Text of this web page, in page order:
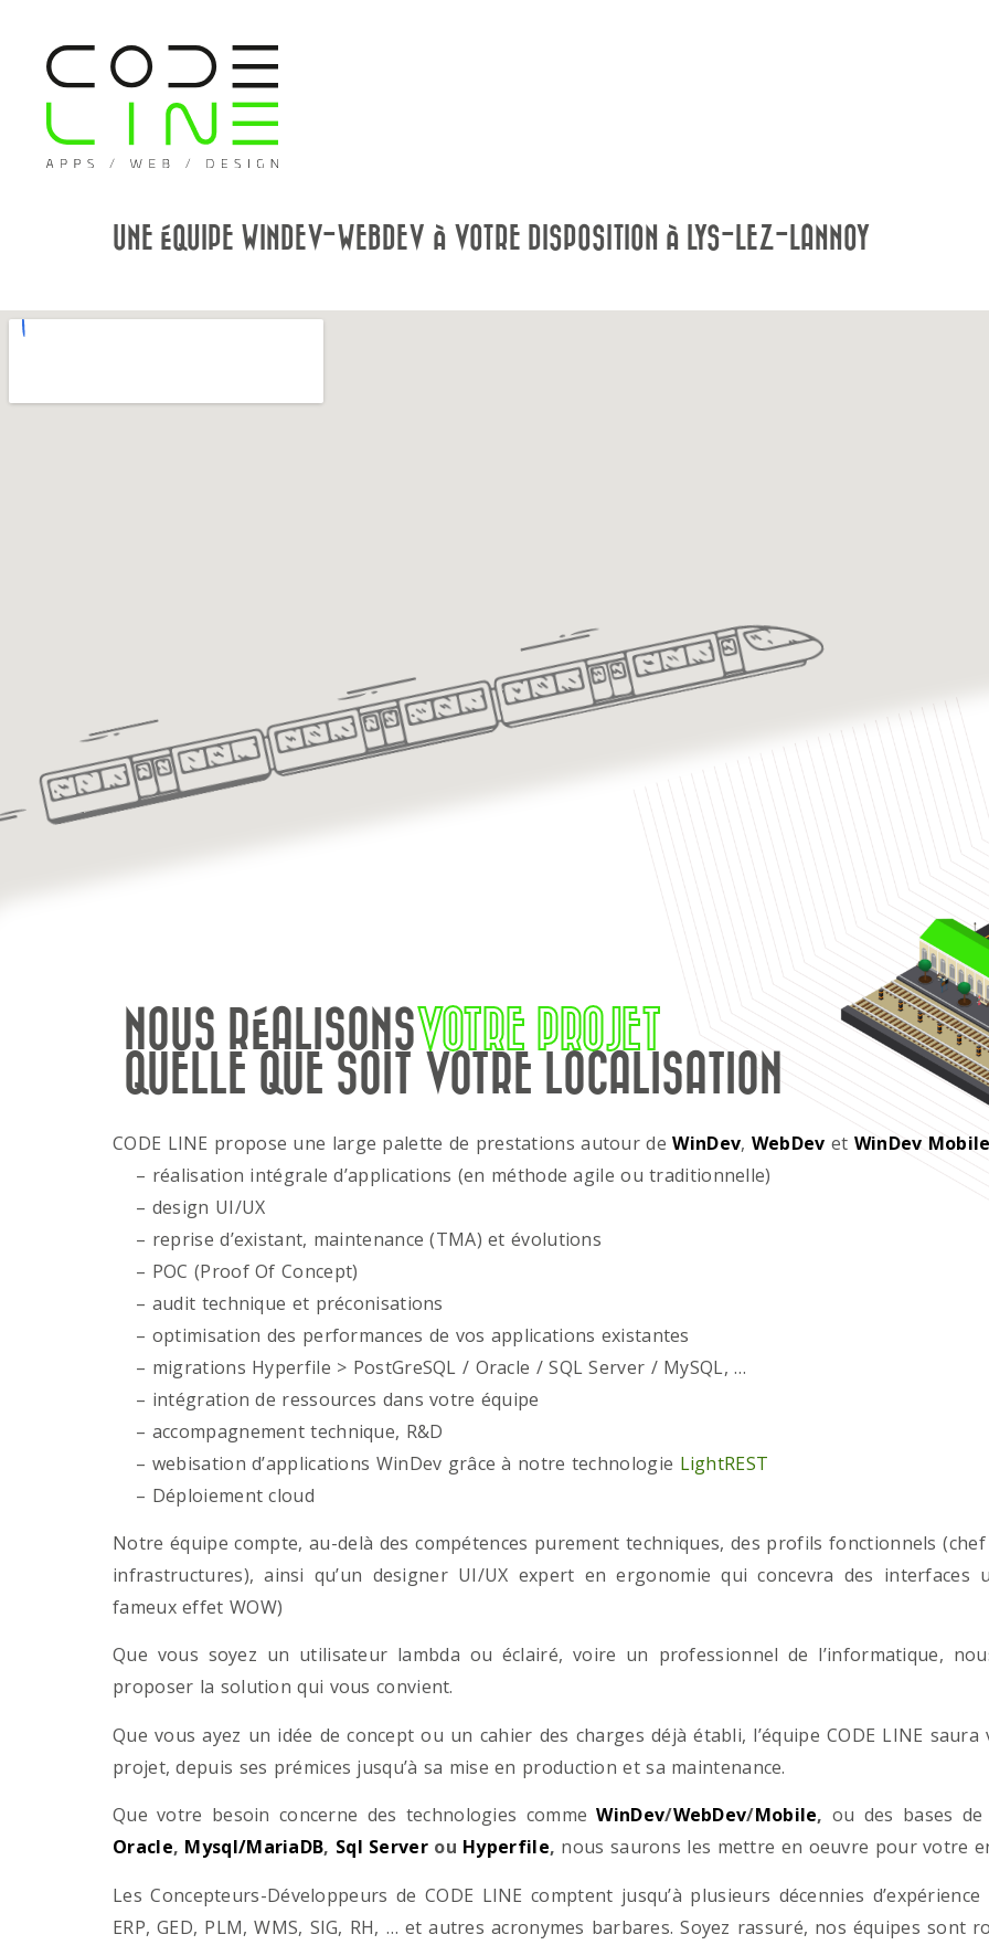
UNE ÉQUIPE WINDEV-WEBDEV À VOTRE DISPOSITION À LYS-LEZ-LANNOY
NOUS RÉALISONSVOTRE PROJET
QUELLE QUE SOIT VOTRE LOCALISATION
CODE LINE propose une large palette de prestations autour deWinDev, WebDev et WinDev
– réalisation intégrale d’applications (en méthode agile ou traditionnelle)
– design UI/UX
– reprise d’existant, maintenance (TMA) et évolutions
– POC (Proof Of Concept)
– audit technique et préconisations
– optimisation des performances de vos applications existantes
– migrations Hyperfile > PostGreSQL / Oracle / SQL Server / MySQL, …
– intégration de ressources dans votre équipe
– accompagnement technique, R&D
– webisation d’applications WinDev grâce à notre technologie LightREST
– Déploiement cloud
Notre équipe compte, au-delà des compétences purement techniques, des profils fonctionnels
infrastructures), ainsi qu’un designer UI/UX expert en ergonomie qui concevra des
fameux effet WOW)
Que vous soyez un utilisateur lambda ou éclairé, voire un professionnel de l’informatique,
proposer la solution qui vous convient.
Que vous ayez un idée de concept ou un cahier des charges déjà établi, l’équipe CODE LINE
projet, depuis ses prémices jusqu’à sa mise en production et sa maintenance.
Que votre besoin concerne des technologies commeWinDev/WebDev/Mobile, ou des bases
Oracle, Mysql/MariaDB, Sql Serverou Hyperfile, nous saurons les mettre en oeuvre pour votre
Les Concepteurs-Développeurs de CODE LINE comptent jusqu’à plusieurs décennies
ERP, GED, PLM, WMS, SIG, RH, … et autres acronymes barbares. Soyez rassuré, nos équipes